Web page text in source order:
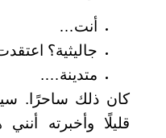
أنت…
جاليثية؟
متدينة….
كان ذلك ساحرًا.
قليلًا وأخبرته